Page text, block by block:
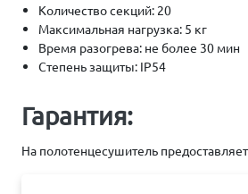
Количество секций: 20
Максимальная нагрузка: 5 кг
Время разогрева: не более 30 мин
Степень защиты: IP54
Гарантия:
На полотенцесушитель